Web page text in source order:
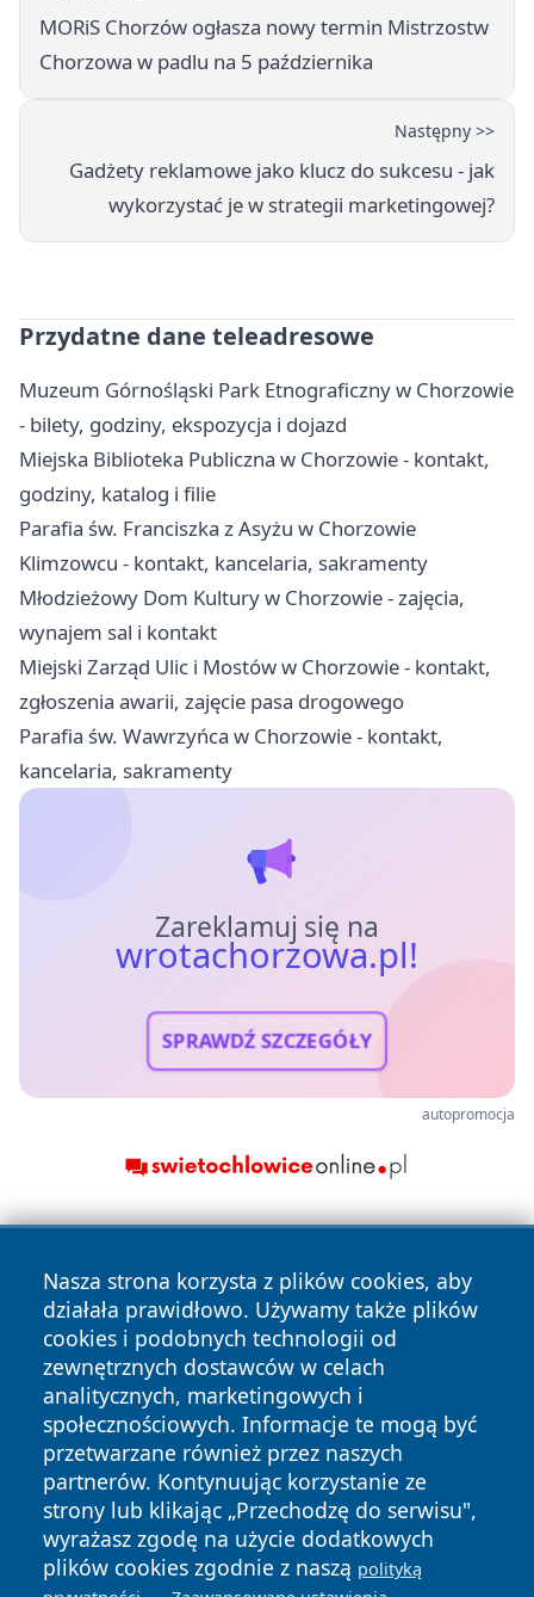
MORiS Chorzów ogłasza nowy termin Mistrzostw
Chorzowa w padlu na 5 października
Następny >>
Gadżety reklamowe jako klucz do sukcesu - jak
wykorzystać je w strategii marketingowej?
Przydatne dane teleadresowe
Muzeum Górnośląski Park Etnograficzny w Chorzowie
- bilety, godziny, ekspozycja i dojazd
Miejska Biblioteka Publiczna w Chorzowie - kontakt,
godziny, katalog i filie
Parafia św. Franciszka z Asyżu w Chorzowie
Klimzowcu - kontakt, kancelaria, sakramenty
Młodzieżowy Dom Kultury w Chorzowie - zajęcia,
wynajem sal i kontakt
Miejski Zarząd Ulic i Mostów w Chorzowie - kontakt,
zgłoszenia awarii, zajęcie pasa drogowego
Parafia św. Wawrzyńca w Chorzowie - kontakt,
kancelaria, sakramenty
Zareklamuj się na
wrotachorzowa.pl!
SPRAWDŹ SZCZEGÓŁY
autopromocja
Nasza strona korzysta z plików cookies, aby
działała prawidłowo. Używamy także plików
cookies i podobnych technologii od
zewnętrznych dostawców w celach
analitycznych, marketingowych i
społecznościowych. Informacje te mogą być
przetwarzane również przez naszych
partnerów. Kontynuując korzystanie ze
strony lub klikając „Przechodzę do serwisu",
wyrażasz zgodę na użycie dodatkowych
plików cookies zgodnie z naszą polityką
Copyright © 2026 wrotachorzowa.pl Wszystkie prawa
zastrzeżone.
News Autorzy
Polityka
Prywatności
Polityka
Cookies